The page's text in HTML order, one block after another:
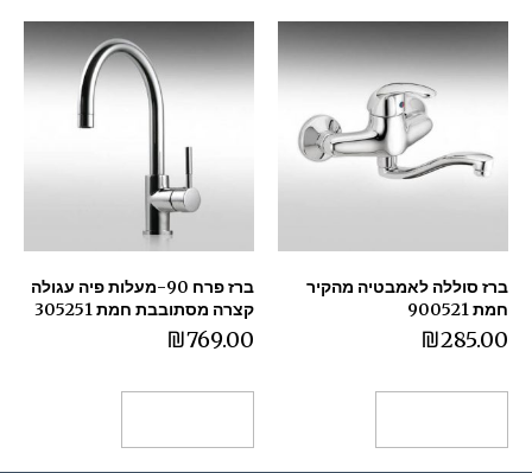
ברז סוללה לאמבטיה מהקיר
חמת 900521
₪285.00
ברז פרח 90-מעלות פיה עגולה
קצרה מסתובבת חמת 305251
₪769.00